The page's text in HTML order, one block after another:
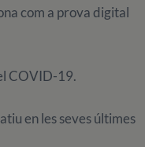
com a prova digital
COVID-19.
en les seves últimes